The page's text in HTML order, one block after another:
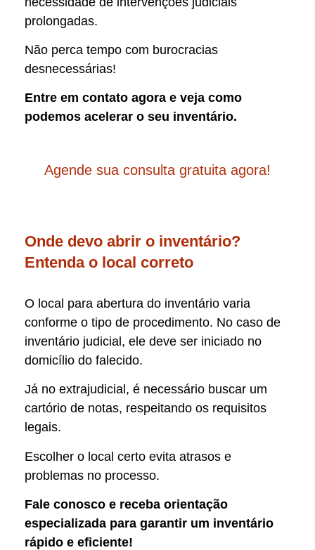
prolongadas.
Não perca tempo com burocracias
desnecessárias!
Entre em contato agora e veja como
podemos acelerar o seu inventário.
Agende sua consulta gratuita agora!
Onde devo abrir o inventário?
Entenda o local correto
O local para abertura do inventário varia
conforme o tipo de procedimento. No caso de
inventário judicial, ele deve ser iniciado no
domicílio do falecido.
Já no extrajudicial, é necessário buscar um
cartório de notas, respeitando os requisitos
legais.
Escolher o local certo evita atrasos e
problemas no processo.
Fale conosco e receba orientação
especializada para garantir um inventário
rápido e eficiente!